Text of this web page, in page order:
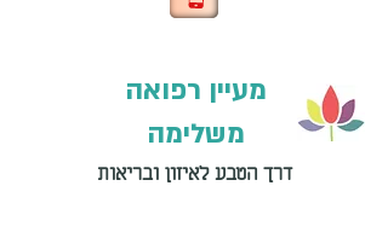
מעיין רפואה
משלימה
דרך הטבע לאיזון ובריאות